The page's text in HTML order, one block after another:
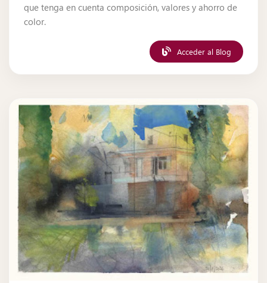
que tenga en cuenta composición, valores y ahorro de
color.
Acceder al Blog